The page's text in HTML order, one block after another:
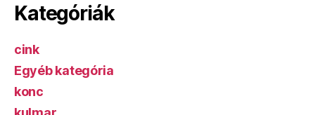
Kategóriák
cink
Egyéb kategória
konc